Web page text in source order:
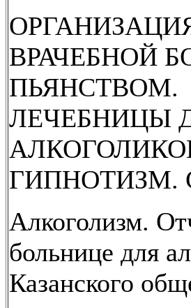
ВРАЧЕБНОЙ
ПЬЯНСТВОМ.
ЛЕЧЕБНИЦЫ
ГИПНОТИЗМ.
Алкоголизм.
больнице для
Казанского